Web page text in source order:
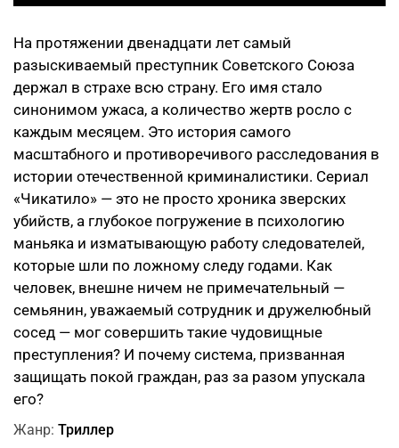
На протяжении двенадцати лет самый
разыскиваемый преступник Советского Союза
держал в страхе всю страну. Его имя стало
синонимом ужаса, а количество жертв росло с
каждым месяцем. Это история самого
масштабного и противоречивого расследования в
истории отечественной криминалистики. Сериал
«Чикатило» — это не просто хроника зверских
убийств, а глубокое погружение в психологию
маньяка и изматывающую работу следователей,
которые шли по ложному следу годами. Как
человек, внешне ничем не примечательный —
семьянин, уважаемый сотрудник и дружелюбный
сосед — мог совершить такие чудовищные
преступления? И почему система, призванная
защищать покой граждан, раз за разом упускала
его?
Жанр: Триллер